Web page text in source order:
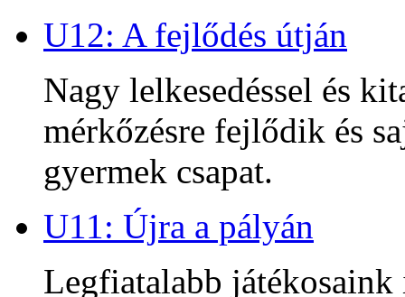
U12: A fejlődés útján
Nagy lelkesedéssel és
mérkőzésre fejlődik és
gyermek csapat.
U11: Újra a pályán
Legfiatalabb